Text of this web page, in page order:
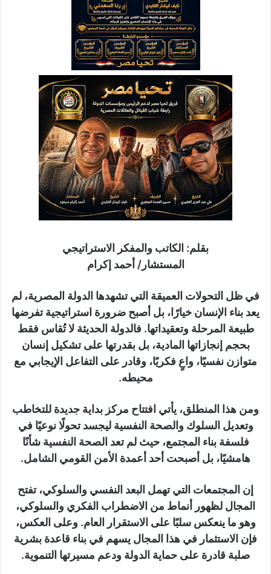
بقلم: الكاتب والمفكر الاستراتيجي
المستشار/ أحمد إكرام
في ظل التحولات العميقة التي تشهدها الدولة المصرية، لم
يعد بناء الإنسان خيارًا، بل أصبح ضرورة استراتيجية تفرضها
طبيعة المرحلة وتعقيداتها. فالدولة الحديثة لا تُقاس فقط
بحجم إنجازاتها المادية، بل بقدرتها على تشكيل إنسان
متوازن نفسيًا، واعٍ فكريًا، وقادر على التفاعل الإيجابي مع
محيطه.
ومن هذا المنطلق، يأتي افتتاح مركز بداية جديدة للتخاطب
وتعديل السلوك والصحة النفسية ليجسد تحولًا نوعيًا في
فلسفة بناء المجتمع، حيث لم تعد الصحة النفسية شأنًا
هامشيًا، بل أصبحت أحد أعمدة الأمن القومي الشامل.
إن المجتمعات التي تهمل البعد النفسي والسلوكي، تفتح
المجال لظهور أنماط من الاضطراب الفكري والسلوكي،
وهو ما ينعكس سلبًا على الاستقرار العام. وعلى العكس،
فإن الاستثمار في هذا المجال يسهم في بناء قاعدة بشرية
صلبة قادرة على حماية الدولة ودعم مسيرتها التنموية.